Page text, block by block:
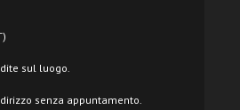
sul luogo.
senza appuntamento.